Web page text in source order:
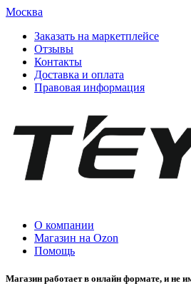
Москва
Заказать на маркетплейсе
Отзывы
Контакты
Доставка и оплата
Правовая информация
О компании
Магазин на Ozon
Помощь
Магазин работает в онлайн формате, и не